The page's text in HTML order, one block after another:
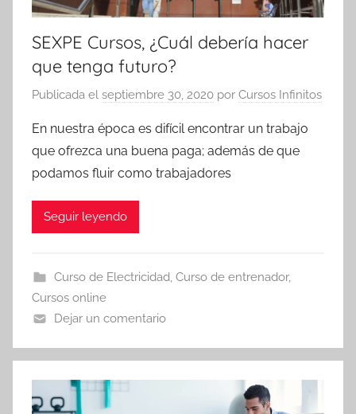
SEXPE Cursos, ¿Cuál debería hacer
que tenga futuro?
Publicada el septiembre 30, 2020 por Cursos Infinitos
En nuestra época es difícil encontrar un trabajo
que ofrezca una buena paga; además de que
podamos fluir como trabajadores
Seguir leyendo
Curso de Electricidad, Curso de entrenador,
Cursos online
Dejar un comentario